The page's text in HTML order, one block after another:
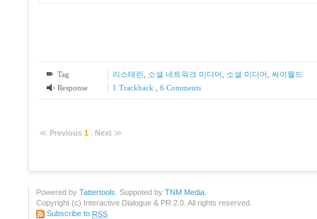
Tag 리스테린 소셜 네트워크 미디어 소셜 미디어 싸이월드
Response
1 Trackback 6Comments
≪ Previous 1 : Next ≫
Powered by Tattertools . Suppoted by TNM Media
Copyright (c) Interactive Dialogue & PR 2.0. All rights reserved.
Subscribe to RSS